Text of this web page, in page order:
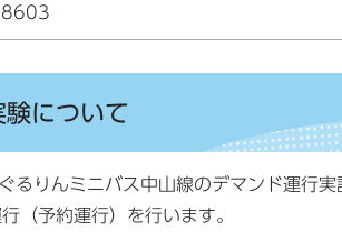
について
るりんミニバス中山線のデマンド運行実
（予約運行）を行います。